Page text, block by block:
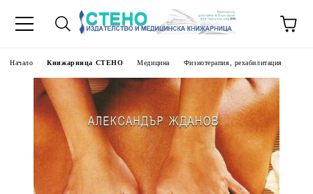
Начало Книжарница СТЕНО Медицина Физиотерапия, рехабилитация